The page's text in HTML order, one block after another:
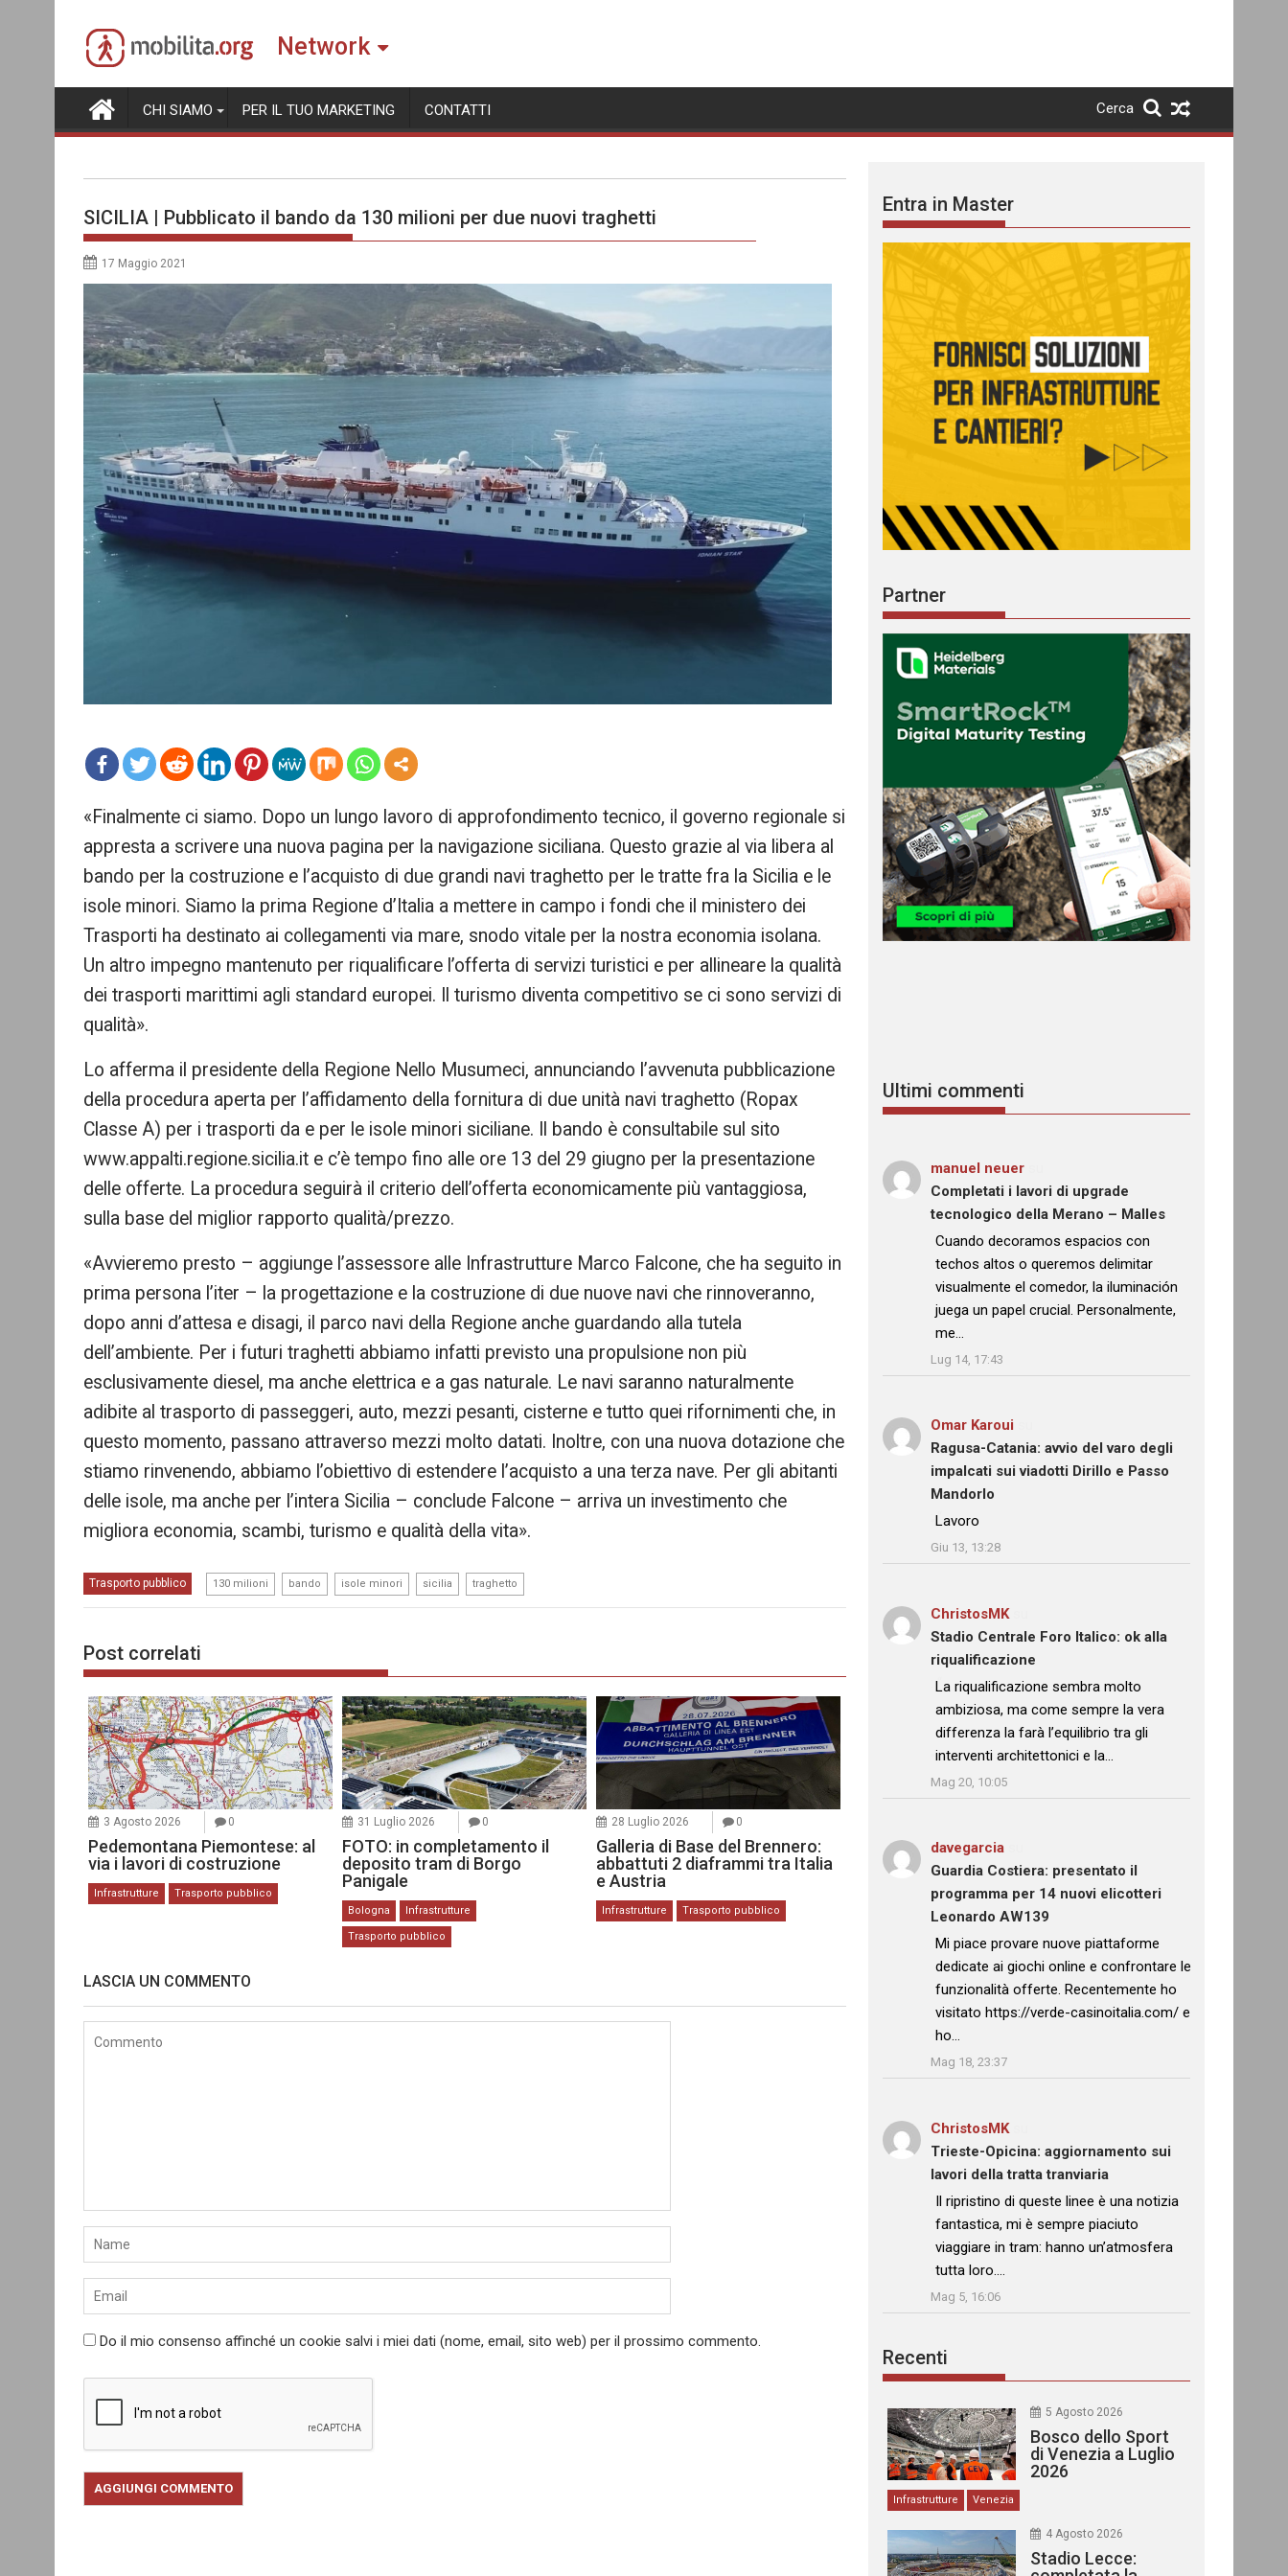
content
Network
CHI SIAMO PER IL TUO MARKETING CONTATTI Cerca
SICILIA | Pubblicato il bando da 130 milioni per due nuovi traghetti
17 Maggio 2021
re
«Finalmente ci siamo. Dopo un lungo lavoro di approfondimento tecnico, il governo regionale si
appresta a scrivere una nuova pagina per la navigazione siciliana. Questo grazie al via libera al
bando per la costruzione e l’acquisto di due grandi navi traghetto per le tratte fra la Sicilia e le
isole minori. Siamo la prima Regione d’Italia a mettere in campo i fondi che il ministero dei
Trasporti ha destinato ai collegamenti via mare, snodo vitale per la nostra economia isolana.
Un altro impegno mantenuto per riqualificare l’offerta di servizi turistici e per allineare la qualità
dei trasporti marittimi agli standard europei. Il turismo diventa competitivo se ci sono servizi di
qualità».
Lo afferma il presidente della Regione Nello Musumeci, annunciando l’avvenuta pubblicazione
della procedura aperta per l’affidamento della fornitura di due unità navi traghetto (Ropax
Classe A) per i trasporti da e per le isole minori siciliane. Il bando è consultabile sul sito
www.appalti.regione.sicilia.it e c’è tempo fino alle ore 13 del 29 giugno per la presentazione
delle offerte. La procedura seguirà il criterio dell’offerta economicamente più vantaggiosa,
sulla base del miglior rapporto qualità/prezzo.
«Avvieremo presto – aggiunge l’assessore alle Infrastrutture Marco Falcone, che ha seguito in
prima persona l’iter – la progettazione e la costruzione di due nuove navi che rinnoveranno,
dopo anni d’attesa e disagi, il parco navi della Regione anche guardando alla tutela
dell’ambiente. Per i futuri traghetti abbiamo infatti previsto una propulsione non più
esclusivamente diesel, ma anche elettrica e a gas naturale. Le navi saranno naturalmente
adibite al trasporto di passeggeri, auto, mezzi pesanti, cisterne e tutto quei rifornimenti che, in
questo momento, passano attraverso mezzi molto datati. Inoltre, con una nuova dotazione che
stiamo rinvenendo, abbiamo l’obiettivo di estendere l’acquisto a una terza nave. Per gli abitanti
delle isole, ma anche per l’intera Sicilia – conclude Falcone – arriva un investimento che
migliora economia, scambi, turismo e qualità della vita».
Trasporto pubblico 130 milioni bando isole minori sicilia traghetto
Post correlati
3 Agosto 2026 0
Pedemontana Piemontese: al
via i lavori di costruzione
Infrastrutture Trasporto pubblico
31 Luglio 2026 0
FOTO: in completamento il
deposito tram di Borgo
Panigale
Bologna Infrastrutture
Trasporto pubblico
28 Luglio 2026 0
Galleria di Base del Brennero:
abbattuti 2 diaframmi tra Italia
e Austria
Infrastrutture Trasporto pubblico
LASCIA UN COMMENTO
Do il mio consenso affinché un cookie salvi i miei dati (nome, email, sito web) per il prossimo commento.
Entra in Master
Partner
Ultimi commenti
manuel neuer
Completati i lavori di upgrade
tecnologico della Merano – Malles
: “
Cuando decoramos espacios con
techos altos o queremos delimitar
visualmente el comedor, la iluminación
juega un papel crucial. Personalmente,
me…
Lug 14, 17:43
Omar Karoui
Ragusa-Catania: avvio del varo degli
impalcati sui viadotti Dirillo e Passo
Mandorlo
: “Lavoro
Giu 13, 13:28
ChristosMKsu
Stadio Centrale Foro Italico: ok alla
riqualificazione
: “La riqualificazione sembra molto
ambiziosa, ma come sempre la vera
differenza la farà l’equilibrio tra gli
interventi architettonici e la…
Mag 20, 10:05
davegarcia
Guardia Costiera: presentato il
programma per 14 nuovi elicotteri
Leonardo AW139
: “
Mi piace provare nuove piattaforme
dedicate ai giochi online e confrontare le
funzionalità offerte. Recentemente ho
visitato https://verde-casinoitalia.com/ e
ho…
Mag 18, 23:37
ChristosMKsu
Trieste-Opicina: aggiornamento sui
lavori della tratta tranviaria
: “
Il ripristino di queste linee è una notizia
fantastica, mi è sempre piaciuto
viaggiare in tram: hanno un’atmosfera
tutta loro.…
Mag 5, 16:06
Recenti
5 Agosto 2026
Bosco dello Sport
di Venezia a Luglio
2026
Infrastrutture Venezia
4 Agosto 2026
Stadio Lecce: